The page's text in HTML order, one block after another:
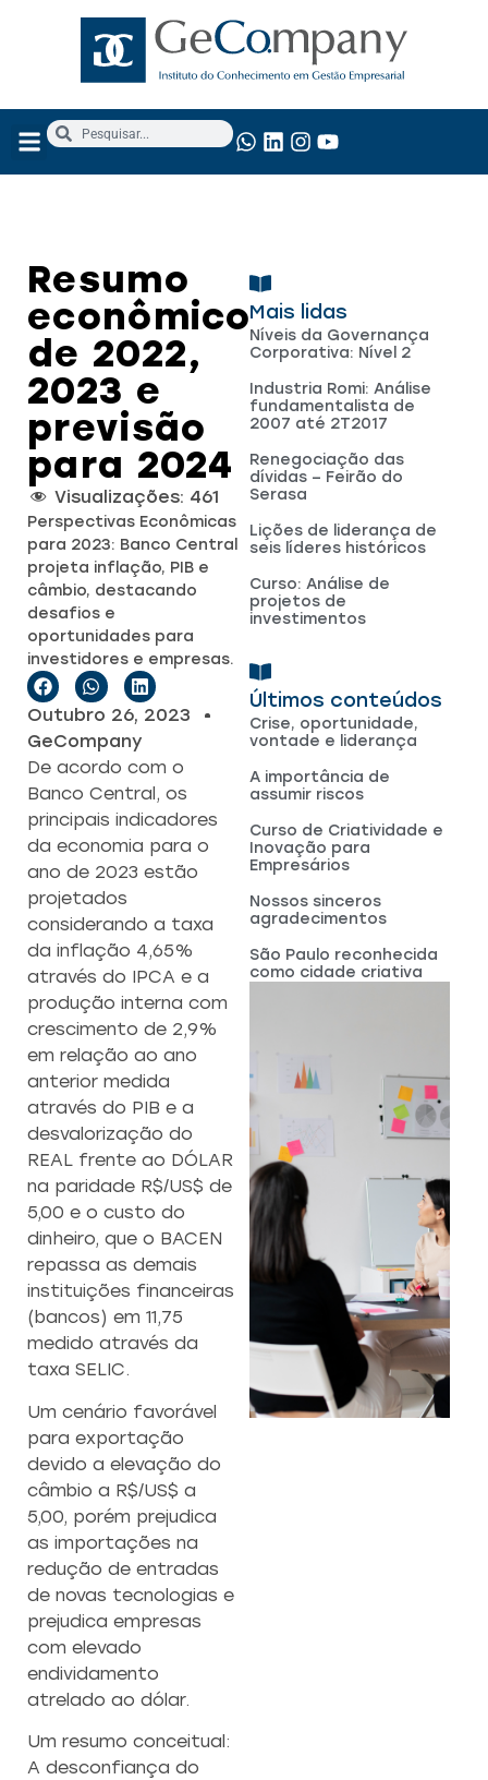
Resumo
econômico
de 2022,
2023 e
previsão
para 2024
Visualizações: 461
Perspectivas Econômicas
para 2023: Banco Central
projeta inflação, PIB e
câmbio, destacando
desafios e
oportunidades para
investidores e empresas.
Outubro 26, 2023
GeCompany
De acordo com o
Banco Central, os
principais indicadores
da economia para o
ano de 2023 estão
projetados
considerando a taxa
da inflação 4,65%
através do IPCA e a
produção interna com
crescimento de 2,9%
em relação ao ano
anterior medida
através do PIB e a
desvalorização do
REAL frente ao DÓLAR
na paridade R$/US$ de
5,00 e o custo do
dinheiro, que o BACEN
repassa as demais
instituições financeiras
(bancos) em 11,75
medido através da
taxa SELIC.
Um cenário favorável
para exportação
devido a elevação do
câmbio a R$/US$ a
5,00, porém prejudica
as importações na
redução de entradas
de novas tecnologias e
prejudica empresas
com elevado
endividamento
atrelado ao dólar.
Um resumo conceitual:
A desconfiança do
Mais lidas
Últimos conteúdos
Crise, oportunidade,
vontade e liderança
A importância de
assumir riscos
Curso de Criatividade e
Inovação para
Empresários
Nossos sinceros
agradecimentos
São Paulo reconhecida
como cidade criativa
Níveis da Governança
Corporativa: Nível 2
Industria Romi: Análise
fundamentalista de
2007 até 2T2017
Renegociação das
dívidas – Feirão do
Serasa
Lições de liderança de
seis líderes históricos
Curso: Análise de
projetos de
investimentos